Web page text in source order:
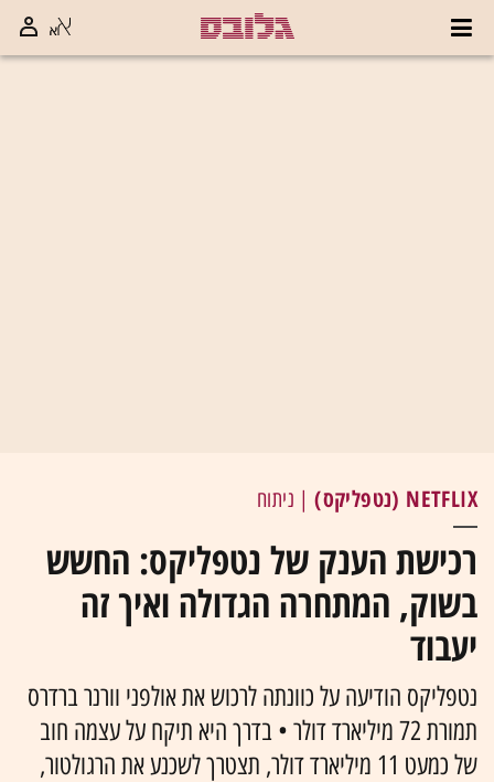
NETFLIX (נטפליקס) | ניתוח
רכישת הענק של נטפליקס: החשש
בשוק, המתחרה הגדולה ואיך זה
יעבוד
נטפליקס הודיעה על כוונתה לרכוש את אולפני וורנר ברדרס
תמורת 72 מיליארד דולר • בדרך היא תיקח על עצמה חוב
של כמעט 11 מיליארד דולר, תצטרך לשכנע את הרגולטור,